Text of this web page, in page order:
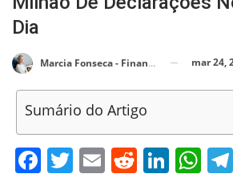
Dia
Marcia Fonseca - Financial Consultant mar 24,
Sumário do Artigo
Facebook
Twitter
EmailReddit